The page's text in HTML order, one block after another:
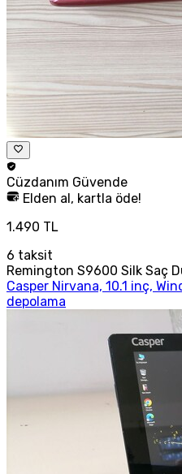
Cüzdanım Güvende
Elden al, kartla öde!
1.490 TL
6 taksit
Remington S9600 Silk Saç
Casper Nirvana, 10.1 inç,
depolama